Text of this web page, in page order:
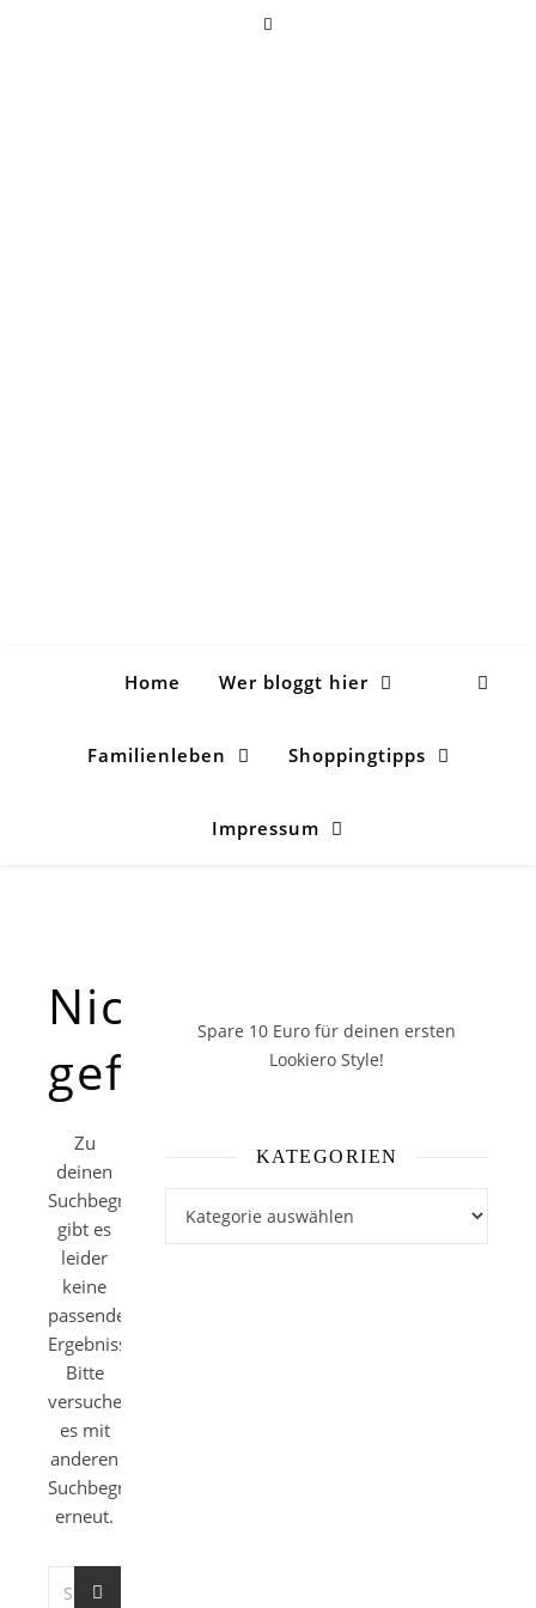
Home Wer bloggt hier
Familienleben Shoppingtipps
Impressum
Nichts
gefunden!
Zu
deinen
Suchbegriffen
gibt es
leider
keine
passenden
Ergebnisse.
Bitte
versuche
es mit
anderen
Suchbegriffen
erneut.
Spare 10 Euro für deinen ersten
Lookiero Style!
KATEGORIEN